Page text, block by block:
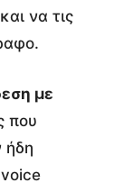
να τις
με
που
ήδη